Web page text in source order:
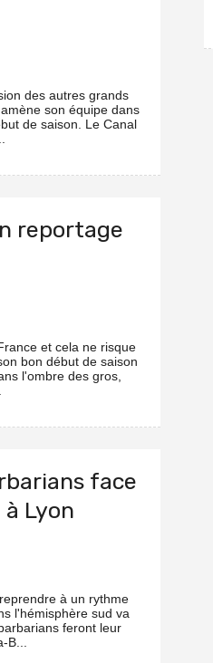
des autres grands
son équipe dans
de saison. Le Canal
reportage
et cela ne risque
bon début de saison
l'ombre des gros,
face
Lyon
à un rythme
l'hémisphère sud va
feront leur